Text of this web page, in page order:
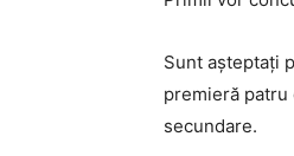
Sunt așteptați
premieră patru
secundare.